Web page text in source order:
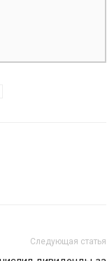
Следующая статья